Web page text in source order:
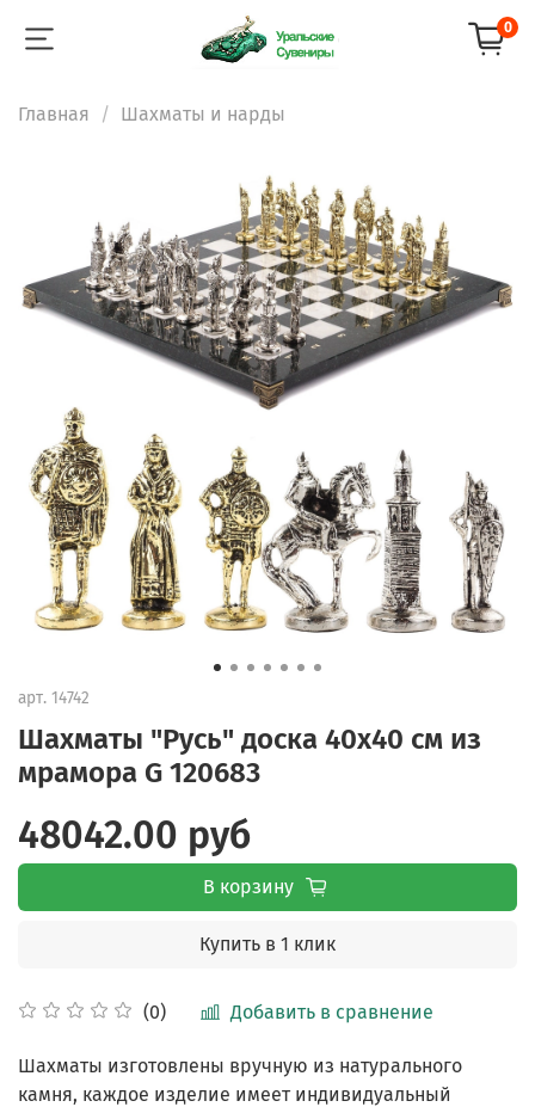
0
Главная Шахматы и нарды
арт. 14742
Шахматы "Русь" доска 40х40 см из
мрамора G 120683
(0) Добавить в сравнение
48042.00 руб
В корзину
Купить в 1 клик
Шахматы изготовлены вручную из натурального
камня, каждое изделие имеет индивидуальный